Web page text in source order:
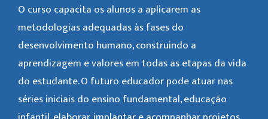
O curso capacita os alunos a aplicarem as
metodologias adequadas às fases do
desenvolvimento humano, construindo a
aprendizagem e valores em todas as etapas da vida
do estudante. O futuro educador pode atuar nas
séries iniciais do ensino fundamental, educação